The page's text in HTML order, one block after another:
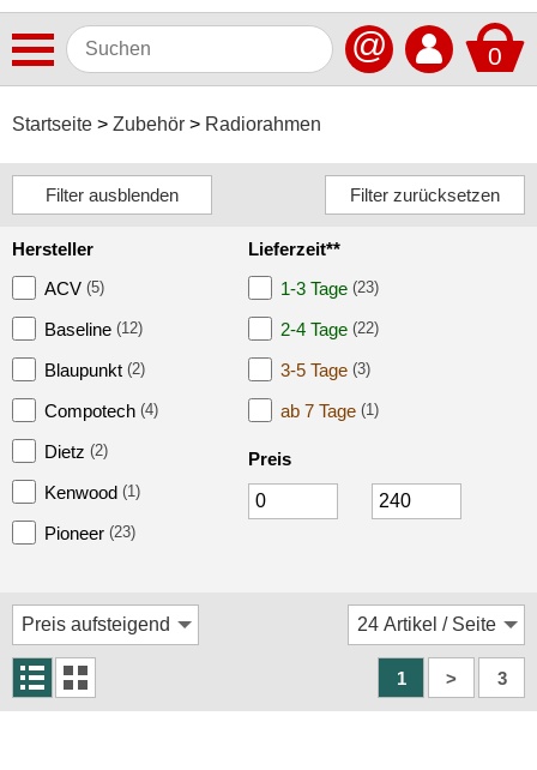
0
@
Startseite Zubehör Radiorahmen
Autoradios
Dashcams
Elektromobilität
Freisprechanlagen
Multimedia
Navigationssoftware
Navigationssysteme
Rückfahrsysteme
Verstärker
Hersteller
ACV (5)
Baseline (12)
Blaupunkt (2)
Compotech (4)
Dietz (2)
Kenwood (1)
Pioneer (23)
Lieferzeit**
1-3 Tage (23)
2-4 Tage (22)
3-5 Tage (3)
ab 7 Tage (1)
Preis
1 > 3